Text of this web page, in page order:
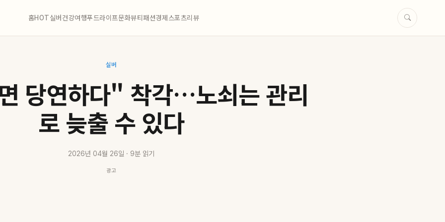
홈HOT실버건강여행푸드라이프문화뷰티패션경제스포츠리뷰
실버
당연하다" 착각…노쇠는 관리
로 늦출 수 있다
2026년 04월 26일 · 9분 읽기
광고